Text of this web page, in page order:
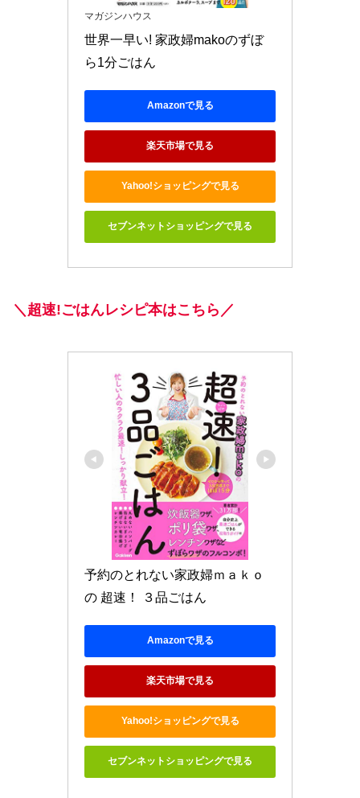
マガジンハウス
世界一早い! 家政婦makoのずぼ
ら1分ごはん
Amazonで見る
楽天市場で見る
Yahoo!ショッピングで見る
セブンネットショッピングで見る
＼超速!ごはんレシピ本はこちら／
予約のとれない家政婦ｍａｋｏ
の 超速！ ３品ごはん
Amazonで見る
楽天市場で見る
Yahoo!ショッピングで見る
セブンネットショッピングで見る